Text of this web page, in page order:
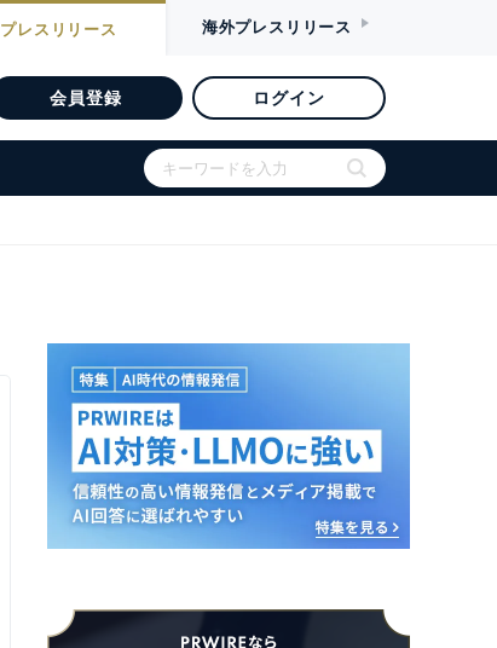
プレスリリース 海外プレスリリース
会員登録 ログイン